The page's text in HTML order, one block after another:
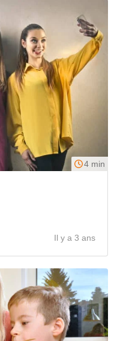
4 min
Il y a 3 ans